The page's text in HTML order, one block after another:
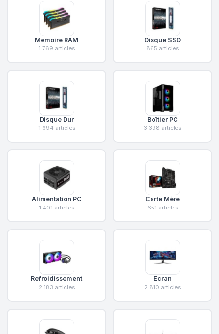
Memoire RAM
1 769 articles
Disque SSD
865 articles
Disque Dur
1 694 articles
Boîtier PC
3 398 articles
Alimentation PC
1 401 articles
Carte Mère
651 articles
Refroidissement
2 183 articles
Ecran
2 810 articles